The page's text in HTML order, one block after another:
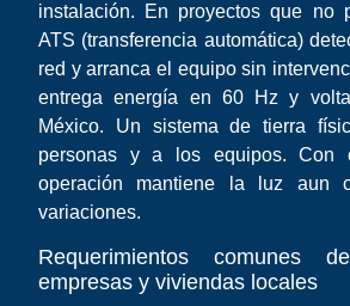
instalación. En proyectos que no
ATS (transferencia automática)
red y arranca el equipo sin
entrega energía en 60 Hz y
México. Un sistema de tierra
personas y a los equipos. Con
operación mantiene la luz aun
variaciones.
Requerimientos comunes
empresas y viviendas locales